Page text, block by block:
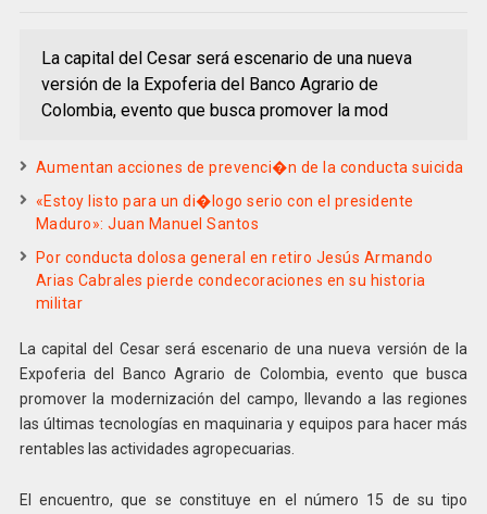
La capital del Cesar será escenario de una nueva
versión de la Expoferia del Banco Agrario de
Colombia, evento que busca promover la mod
Aumentan acciones de prevenci�n de la conducta suicida
«Estoy listo para un di�logo serio con el presidente
Maduro»: Juan Manuel Santos
Por conducta dolosa general en retiro Jesús Armando
Arias Cabrales pierde condecoraciones en su historia
militar
La capital del Cesar será escenario de una nueva versión de la
Expoferia del Banco Agrario de Colombia, evento que busca
promover la modernización del campo, llevando a las regiones
las últimas tecnologías en maquinaria y equipos para hacer más
rentables las actividades agropecuarias.
El encuentro, que se constituye en el número 15 de su tipo